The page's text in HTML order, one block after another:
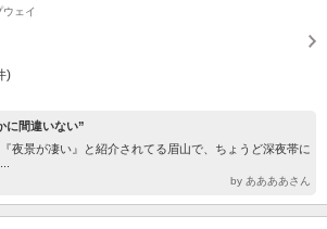
ェイ
)
に間違いない”
夜景が凄い』と紹介されてる眉山で、ちょうど深夜帯に
by ああああさん